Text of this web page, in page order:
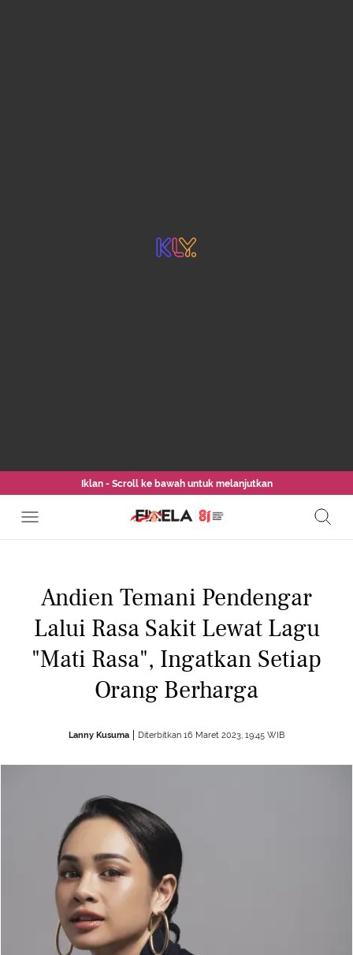
Iklan - Scroll ke bawah untuk melanjutkan
Andien Temani Pendengar
Lalui Rasa Sakit Lewat Lagu
"Mati Rasa", Ingatkan Setiap
Orang Berharga
Lanny Kusuma Diterbitkan 16 Maret 2023, 19:45 WIB